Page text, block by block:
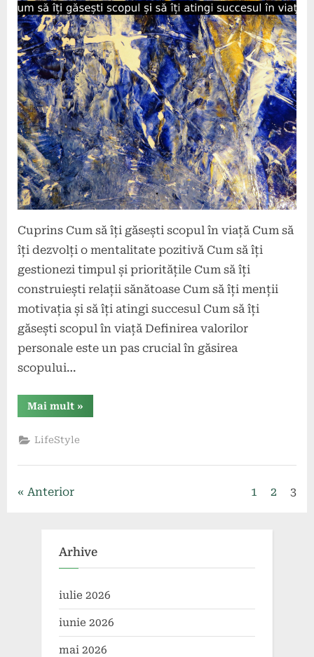
Posted
on
9
mai
2024
By
comunicat
Cuprins Cum să îți găsești scopul în viață Cum să
îți dezvolți o mentalitate pozitivă Cum să îți
gestionezi timpul și prioritățile Cum să îți
construiești relații sănătoase Cum să îți menții
motivația și să îți atingi succesul Cum să îți
găsești scopul în viață Definirea valorilor
personale este un pas crucial în găsirea
scopului…
Mai mult“Cum
să
scopul
să
succesul
»
LifeStyle
Paginație
Anterior 1 2 3
Arhive
iulie 2026
iunie 2026
mai 2026